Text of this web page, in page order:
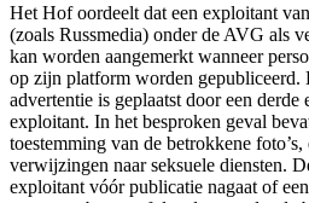
Het Hof oordeelt dat een exploitant
(zoals Russmedia) onder de AVG als
kan worden aangemerkt wanneer
op zijn platform worden gepubliceerd.
advertentie is geplaatst door een
exploitant. In het besproken geval
toestemming van de betrokkene
verwijzingen naar seksuele diensten.
exploitant vóór publicatie nagaat of